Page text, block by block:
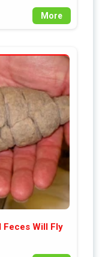
More
Feces Will Fly